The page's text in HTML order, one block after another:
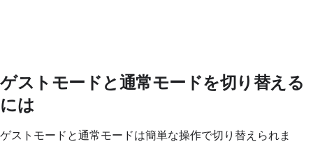
ゲストモードと通常モードを切り替える
には
ゲストモードと通常モードは簡単な操作で切り替えられま